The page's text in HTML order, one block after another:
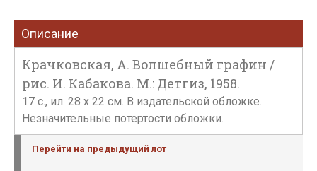
Описание
Крачковская, А. Волшебный графин /
рис. И. Кабакова. М.: Детгиз, 1958.
17 c., ил. 28 х 22 см. В издательской обложке.
Незначительные потертости обложки.
Перейти на предыдущий лот